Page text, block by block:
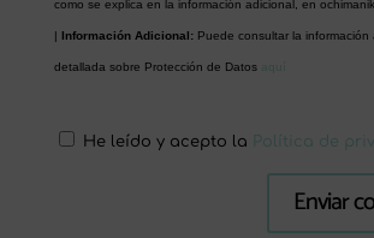
como se explica en la información adicional, en
| Información Adicional: Puede consultar la información
detallada sobre Protección de Datos aquí
He leído y acepto la Política de